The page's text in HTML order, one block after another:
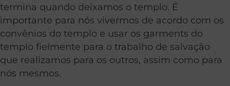
termina quando deixamos o templo. É
importante para nós vivermos de acordo com os
convênios do templo e usar os garments do
templo fielmente para o trabalho de salvação
que realizamos para os outros, assim como para
nós mesmos.